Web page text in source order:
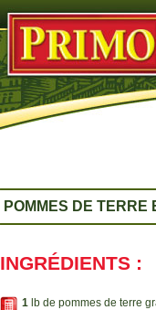
POMMES DE
INGRÉDIENTS :
1 lb de pommes de terre